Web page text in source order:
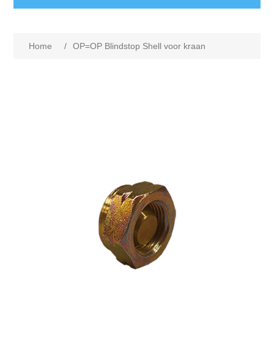
Home / OP=OP Blindstop Shell voor kraan